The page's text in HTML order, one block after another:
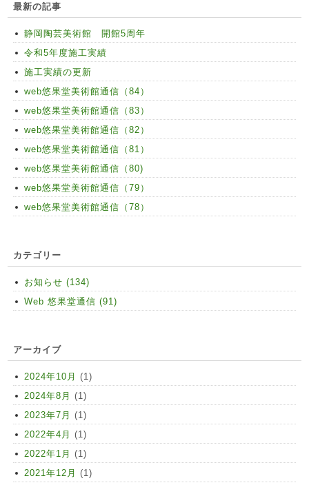
最新の記事
静岡陶芸美術館 開館5周年
令和5年度施工実績
施工実績の更新
web悠果堂美術館通信（84）
web悠果堂美術館通信（83）
web悠果堂美術館通信（82）
web悠果堂美術館通信（81）
web悠果堂美術館通信（80)
web悠果堂美術館通信（79）
web悠果堂美術館通信（78）
カテゴリー
お知らせ (134)
Web 悠果堂通信 (91)
アーカイブ
2024年10月 (1)
2024年8月 (1)
2023年7月 (1)
2022年4月 (1)
2022年1月 (1)
2021年12月 (1)